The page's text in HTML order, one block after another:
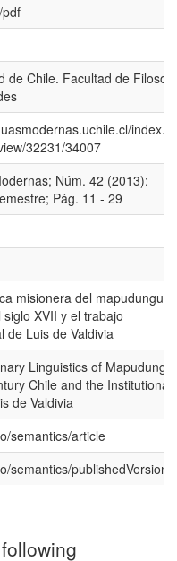
de Chile. Facultad de
32231/34007
Núm. 42 (2013):
Pág. 11 - 29
misionera del mapudungun
XVII y el trabajo
de Luis de Valdivia
Linguistics of
Chile and the Institutional
de Valdivia
semantics/article
semantics/publishedVersion